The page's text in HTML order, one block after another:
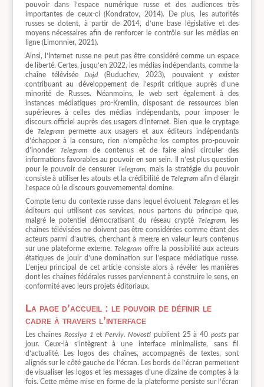
pouvoir dans l’espace numérique russe et des audiences très
importantes de ceux-ci (Kondratov, 2014). De plus, les autorités
russes se dotent, à partir de 2014, d’une base législative et des
moyens nécessaires afin de renforcer le contrôle sur les médias en
ligne (Limonnier, 2021).
Ainsi, l’Internet russe ne peut pas être considéré comme un espace
de liberté. Certes, jusqu’en 2022, les médias indépendants, comme la
chaîne téléviséeDojd(Buduchev, 2023), pouvaient y exister
contribuant au développement de l’esprit critique auprès d’une
minorité de Russes. Néanmoins, le web sert également à des
instances médiatiques pro-Kremlin, disposant de ressources bien
supérieures à celles des médias indépendants, pour imposer le
discours officiel auprès des usagers d’internet. Bien que le cryptage
de Telegrampermette aux usagers et aux éditeurs indépendants
d’échapper à la censure, rien n’empêche les comptes pro-pouvoir
d’inonderTelegram de contenus et de faire ainsi circuler des
informations favorables au pouvoir en son sein. Il n’est plus question
pour le pouvoir de censurer Telegram, mais la stratégie du pouvoir
consiste à utiliser les atouts et la crédibilité deTelegram afin d’élargir
l’espace où le discours gouvernemental domine.
Compte tenu du contexte russe dans lequel évoluentTelegram et les
éditeurs qui utilisent ces services, nous partons du principe que,
malgré le potentiel démocratisant du réseau crypté Telegram, les
chaînes télévisées ne doivent pas être considérées comme étant des
acteurs parmi d’autres, cherchant à mettre en valeur leurs contenus
sur une plateforme externe.Telegram offre la possibilité aux acteurs
étatiques de jouir d’une domination sur l’espace médiatique russe.
L’enjeu principal de cet article consiste alors à révéler les manières
dont les chaînes fédérales russes parviennent à construire le sens, en
conformité avec leurs projets éditoriaux.
La page d’accueil : le pouvoir de définir le
cadre à travers l’interface
Les chaines Rossiya 1 et Perviy. Novosti publient 25 à 40 postspar
jour. Ceux-là s’intègrent à une interface minimaliste, sans fil
d’actualité. Les logos des chaînes, accompagnés de textes, sont
alignés sur le côté gauche de l’écran. Les bords de l’écran permettent
de visualiser les logos et les messages d’une dizaine de comptes à la
fois. Cette même mise en forme de la plateforme persiste sur l’écran